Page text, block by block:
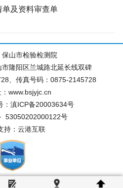
及资料审查单
保山市检验检测院
隆阳区兰城路北延长线双碑
、传真号码：0875-2145728
www.bsjyjc.cn
：滇ICP备20003634号
53050202000122号
持：云港互联